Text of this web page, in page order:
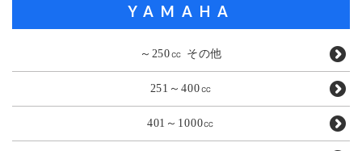
YAMAHA
～250㏄ その他
251～400㏄
401～1000㏄